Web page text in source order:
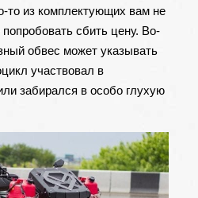
то из комплектующих вам не
сбить цену. Во-
обвес может указывать
участвовал в
забирался в особо глухую